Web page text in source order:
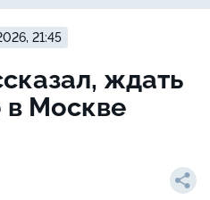
21:45
ждать
в Москве